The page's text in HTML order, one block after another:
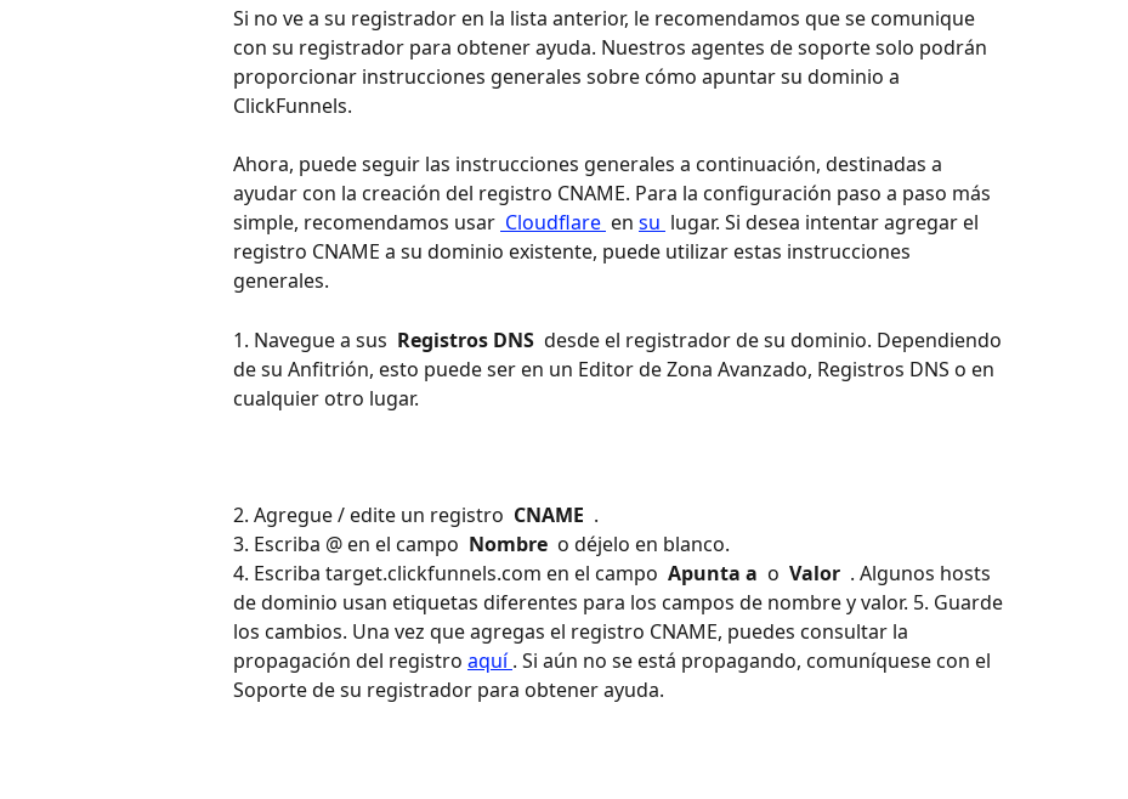
Si no ve a su registrador en la lista anterior, le recomendamos que se comunique
con su registrador para obtener ayuda. Nuestros agentes de soporte solo podrán
proporcionar instrucciones generales sobre cómo apuntar su dominio a
ClickFunnels.
Ahora, puede seguir las instrucciones generales a continuación, destinadas a
ayudar con la creación del registro CNAME. Para la configuración paso a paso más
simple, recomendamos usar Cloudflare en su lugar. Si desea intentar agregar el
registro CNAME a su dominio existente, puede utilizar estas instrucciones
generales.
1. Navegue a sus Registros DNS desde el registrador de su dominio. Dependiendo
de su Anfitrión, esto puede ser en un Editor de Zona Avanzado, Registros DNS o en
cualquier otro lugar.
2. Agregue / edite un registro CNAME .
3. Escriba @ en el campo Nombre o déjelo en blanco.
4. Escriba target.clickfunnels.com en el campo Apunta a o Valor . Algunos hosts
de dominio usan etiquetas diferentes para los campos de nombre y valor. 5. Guarde
los cambios. Una vez que agregas el registro CNAME, puedes consultar la
propagación del registro aquí . Si aún no se está propagando, comuníquese con el
Soporte de su registrador para obtener ayuda.